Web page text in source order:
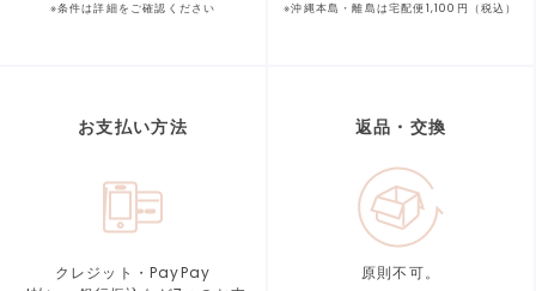
※条件は詳細をご確認ください ※沖縄本島・離島は宅配便1,100円（税込）
お支払い方法
クレジット・PayPay
返品・交換
原則不可。